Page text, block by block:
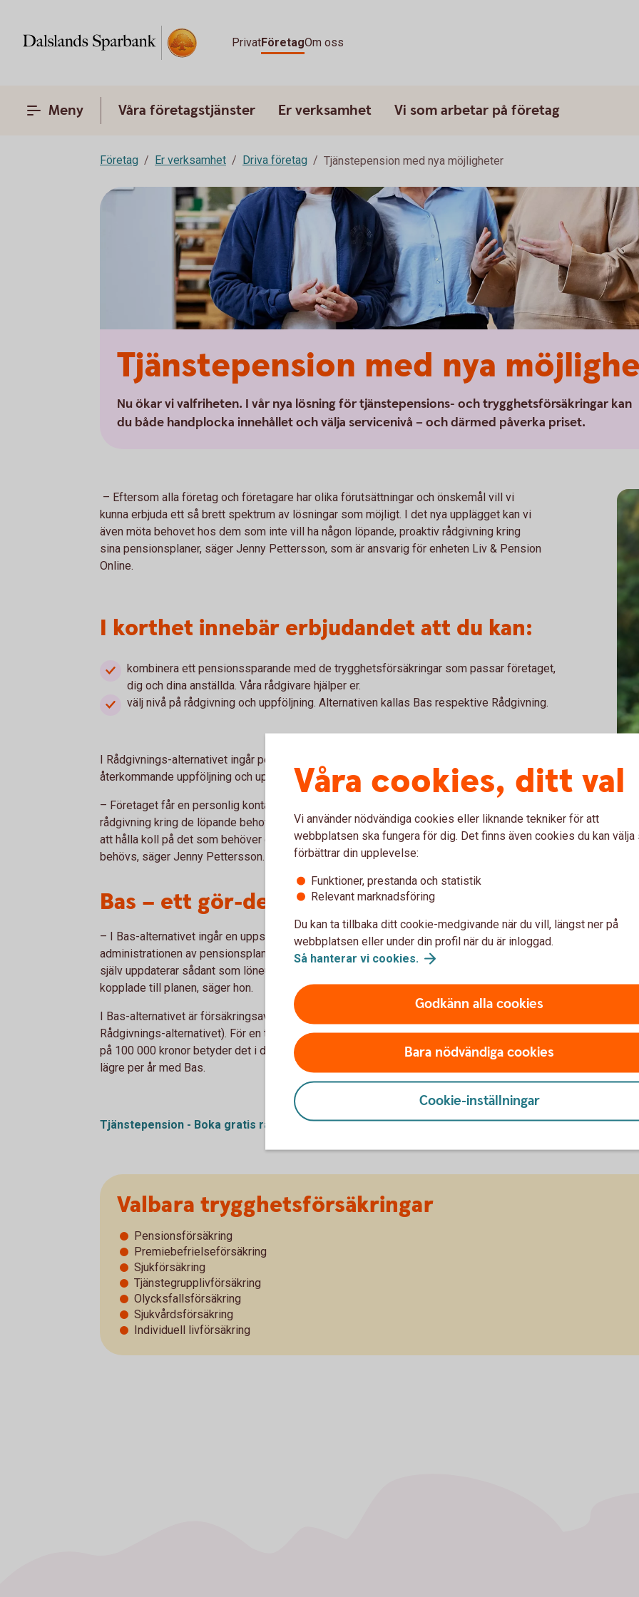
PrivatFöretagOm oss
Meny Våra företagstjänster Er verksamhet Vi som arbetar på företag
Företag Er verksamhet Driva företag Tjänstepension med nya möjligheter
Tjänstepension med nya
Nu ökar vi valfriheten. I vår nya lösning för tjänstepensions- och trygghetsförsäkringar kan
du både handplocka innehållet och välja servicenivå – och därmed påverka priset.
– Eftersom alla företag och företagare har olika förutsättningar och önskemål vill vi
kunna erbjuda ett så brett spektrum av lösningar som möjligt. I det nya upplägget kan vi
även möta behovet hos dem som inte vill ha någon löpande, proaktiv rådgivning kring
sina pensionsplaner, säger Jenny Pettersson, som är ansvarig för enheten Liv & Pension
Online.
I korthet innebär erbjudandet att du kan:
kombinera ett pensionssparande med de trygghetsförsäkringar som passar företaget,
dig och dina anställda. Våra rådgivare hjälper er.
välj nivå på rådgivning och uppföljning. Alternativen kallas Bas respektive Rådgivning.
I Rådgivnings-alternativet ingår personlig rådgivning för företaget och de anställda. Ni får
återkommande uppföljning och uppdatering av pensionsplanen.
– Företaget får en personlig kontakt på banken som hjälper till med både upplägget och
rådgivning kring de löpande behoven kopplade till pensionsplanen. Vi gör det lätt för er
att hålla koll på det som behöver göras och hjälper till med administrationen, när det
behövs, säger Jenny Pettersson.
Bas – ett gör-det-själv-alternativ
– I Bas-alternativet ingår en uppstartsrådgivning. Sedan sköter företaget
administrationen av pensionsplanen i internetbanken på egen hand. Det innebär att man
själv uppdaterar sådant som löneuppgifter, föräldraledigheter och andra förändringar
kopplade till planen, säger hon.
I Bas-alternativet är försäkringsavgiften låg (0,25 % på försäkringskapitalet mot 0,55 % i
Rådgivnings-alternativet). För en tjänstepensionsförsäkring med ett försäkringskapital
på 100 000 kronor betyder det i dagsläget att försäkringsavgiften blir cirka 300 kronor
lägre per år med Bas.
Tjänstepension - Boka gratis rådgivning
Valbara trygghetsförsäkringar
Pensionsförsäkring
Premiebefrielseförsäkring
Sjukförsäkring
Tjänstegrupplivförsäkring
Olycksfallsförsäkring
Sjukvårdsförsäkring
Individuell livförsäkring
Våra cookies, ditt val
Vi använder nödvändiga cookies eller liknande tekniker för att
webbplatsen ska fungera för dig. Det finns även cookies du kan välja
förbättrar din upplevelse:
Funktioner, prestanda och statistik
Relevant marknadsföring
Du kan ta tillbaka ditt cookie-medgivande när du vill, längst ner på
webbplatsen eller under din profil när du är inloggad.
Så hanterar vi cookies.
Godkänn alla cookies
Bara nödvändiga cookies
Cookie-inställningar